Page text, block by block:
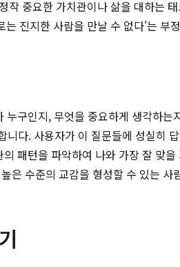
중요한 가치관이나 삶을 대하는
진지한 사람을 만날 수 없다'는 부
구인지, 무엇을 중요하게 생각하
다. 사용자가 이 질문들에 성실히
패턴을 파악하여 나와 가장 잘 맞
은 수준의 교감을 형성할 수 있는 사